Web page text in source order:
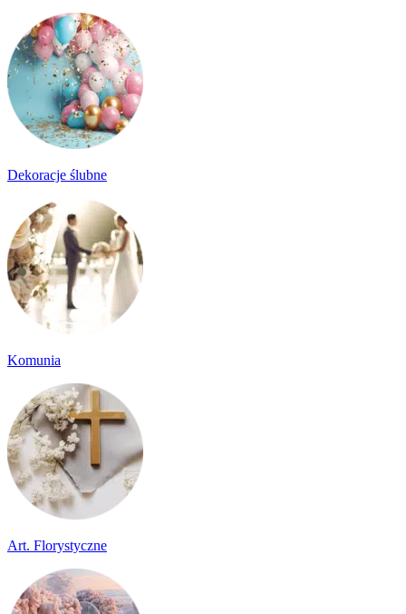
Dekoracje ślubne
Komunia
Art. Florystyczne